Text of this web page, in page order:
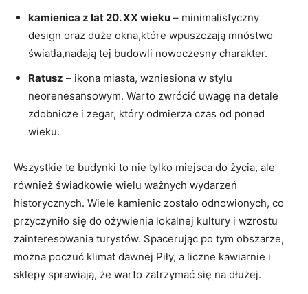
kamienica z lat 20. ⁣XX​ wieku –⁤ minimalistyczny
design oraz duże okna,które wpuszczają mnóstwo
światła,nadają​ tej budowli nowoczesny ⁤charakter.
Ratusz – ikona miasta, wzniesiona w stylu
⁢neorenesansowym. Warto zwrócić uwagę na detale
zdobnicze i ⁣zegar, ​który odmierza czas od‌ ponad
wieku.
Wszystkie te budynki to ⁤nie tylko ​miejsca do ‌życia, ale
również świadkowie wielu ważnych ‌wydarzeń
historycznych.‌ Wiele kamienic zostało odnowionych, ⁢co
przyczyniło się do ​ożywienia lokalnej kultury i wzrostu
⁢zainteresowania ‌turystów. Spacerując po tym obszarze,
⁤można poczuć klimat dawnej Piły, a liczne kawiarnie i
sklepy sprawiają,⁢ że ‍warto zatrzymać się na dłużej.